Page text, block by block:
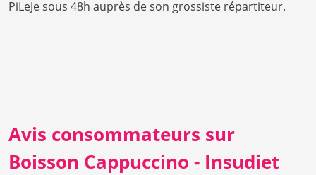
PiLeJe sous 48h auprès de son grossiste répartiteur.
Avis consommateurs sur
Boisson Cappuccino - Insudiet